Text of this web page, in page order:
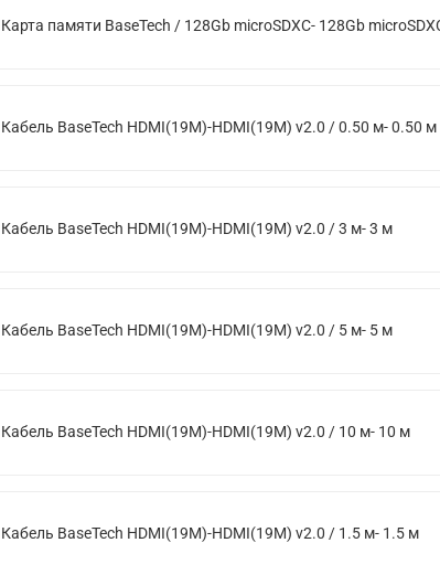
Карта памяти BaseTech / 128Gb microSDXC- 128Gb
Кабель BaseTech HDMI(19M)-HDMI(19M) v2.0 / 0.50 м- 0.50 м
Кабель BaseTech HDMI(19M)-HDMI(19M) v2.0 / 3 м- 3 м
Кабель BaseTech HDMI(19M)-HDMI(19M) v2.0 / 5 м- 5 м
Кабель BaseTech HDMI(19M)-HDMI(19M) v2.0 / 10 м- 10 м
Кабель BaseTech HDMI(19M)-HDMI(19M) v2.0 / 1.5 м- 1.5 м